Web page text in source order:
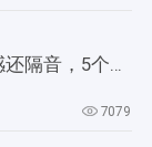
7079